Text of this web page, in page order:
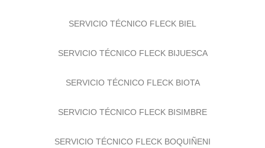
SERVICIO TÉCNICO FLECK BIEL
SERVICIO TÉCNICO FLECK BIJUESCA
SERVICIO TÉCNICO FLECK BIOTA
SERVICIO TÉCNICO FLECK BISIMBRE
SERVICIO TÉCNICO FLECK BOQUIÑENI